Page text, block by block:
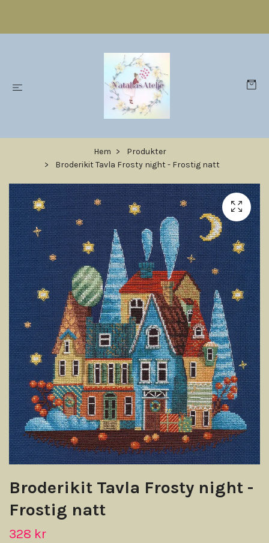
Hem
Produkter
Broderikit Tavla Frosty night - Frostig natt
Broderikit Tavla Frosty night -
Frostig natt
328 kr